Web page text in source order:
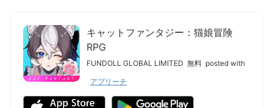
キャットファンタジー：猫娘冒険
RPG
FUNDOLL GLOBAL LIMITED 無料 posted with
アプリーチ